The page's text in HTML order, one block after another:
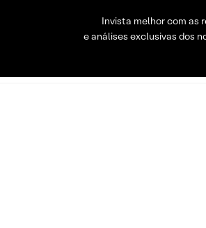
Invista melhor com as
e análises exclusivas dos